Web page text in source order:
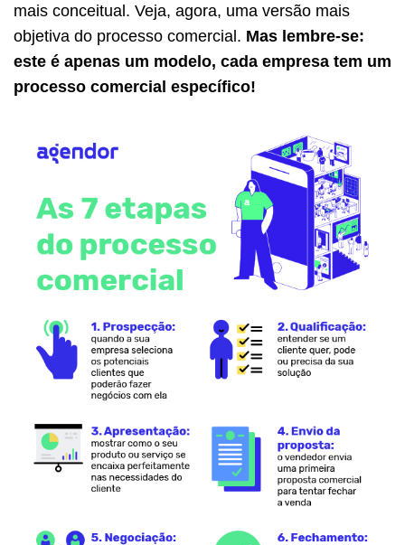
mais conceitual. Veja, agora, uma versão mais
objetiva do processo comercial. Mas lembre-se:
este é apenas um modelo, cada empresa tem um
processo comercial específico!